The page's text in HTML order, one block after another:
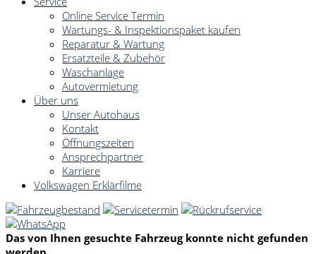
Online Service Termin
Wartungs- & Inspektionspaket kaufen
Reparatur & Wartung
Ersatzteile & Zubehör
Waschanlage
Autovermietung
Über uns
Unser Autohaus
Kontakt
Öffnungszeiten
Ansprechpartner
Karriere
Volkswagen Erklärfilme
Das von Ihnen gesuchte Fahrzeug konnte nicht gefunden